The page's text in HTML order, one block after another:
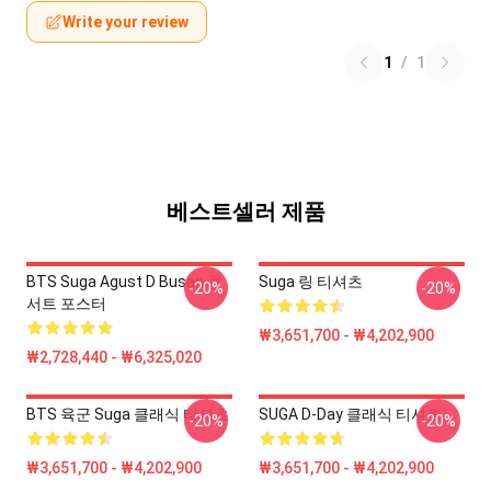
Write your review
1 / 1
베스트셀러 제품
BTS Suga Agust D Busan 콘
서트 포스터
₩2,728,440 - ₩6,325,020
-20% Suga 링 티셔츠
₩3,651,700 - ₩4,202,900
-20%
BTS 육군 Suga 클래식 티셔츠
₩3,651,700 - ₩4,202,900
-20% SUGA D-Day 클래식 티셔츠
₩3,651,700 - ₩4,202,900
-20%